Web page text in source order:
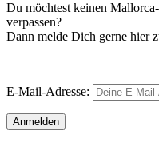
Du möchtest keinen
verpassen?
Dann melde Dich gerne hier
E-Mail-Adresse: